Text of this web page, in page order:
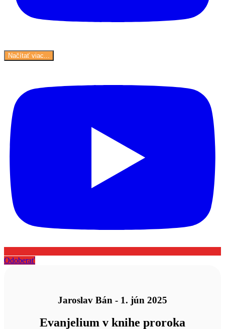
Načítať viac...
Odoberať
Jaroslav Bán - 1. jún 2025
Evanjelium v knihe proroka